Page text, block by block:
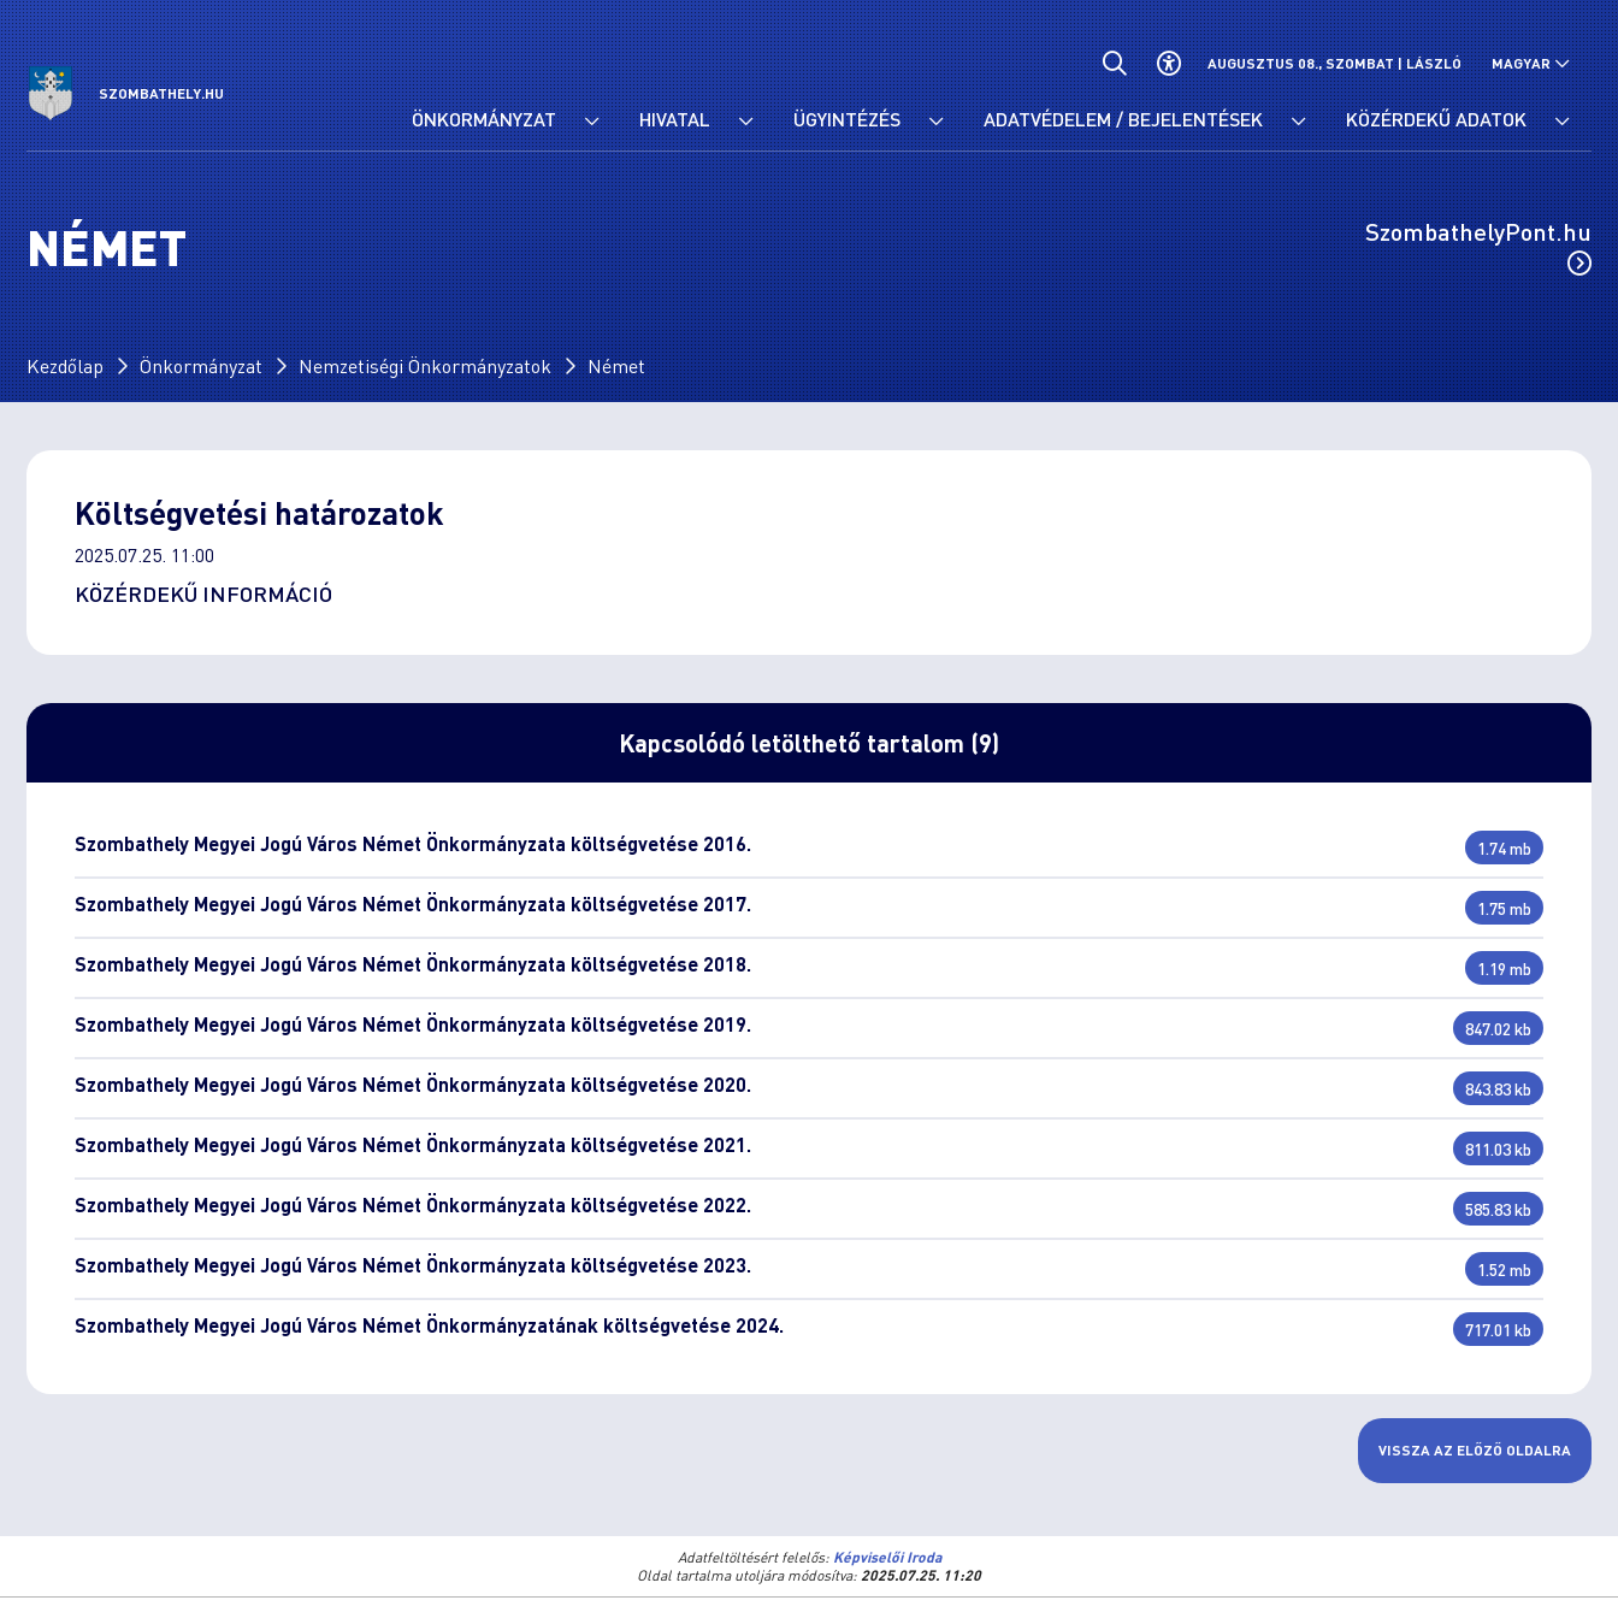
SZOMBATHELY.HU
AUGUSZTUS 08., SZOMBAT |LÁSZLÓ MAGYAR
ÖNKORMÁNYZAT HIVATAL ÜGYINTÉZÉS ADATVÉDELEM / BEJELENTÉSEK KÖZÉRDEKŰ ADATOK
NÉMET SzombathelyPont.hu
Kezdőlap Önkormányzat Nemzetiségi Önkormányzatok Német
Költségvetési határozatok
2025.07.25. 11:00
KÖZÉRDEKŰ INFORMÁCIÓ
Kapcsolódó letölthető tartalom (9)
Szombathely Megyei Jogú Város Német Önkormányzata költségvetése 2016. 1.74 mb
Szombathely Megyei Jogú Város Német Önkormányzata költségvetése 2017. 1.75 mb
Szombathely Megyei Jogú Város Német Önkormányzata költségvetése 2018. 1.19 mb
Szombathely Megyei Jogú Város Német Önkormányzata költségvetése 2019. 847.02 kb
Szombathely Megyei Jogú Város Német Önkormányzata költségvetése 2020. 843.83 kb
Szombathely Megyei Jogú Város Német Önkormányzata költségvetése 2021. 811.03 kb
Szombathely Megyei Jogú Város Német Önkormányzata költségvetése 2022. 585.83 kb
Szombathely Megyei Jogú Város Német Önkormányzata költségvetése 2023. 1.52 mb
Szombathely Megyei Jogú Város Német Önkormányzatának költségvetése 2024. 717.01 kb
VISSZA AZ ELŐZŐ OLDALRA
Adatfeltöltésért felelős: Képviselői Iroda
Oldal tartalma utoljára módosítva: 2025.07.25. 11:20